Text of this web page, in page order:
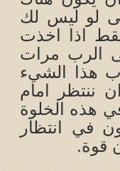
لو ليس لك
اذا اخذت
الرب مرات
هذا الشيء
ننتظر امام
هذه الخلوة
في انتظار
قوة.